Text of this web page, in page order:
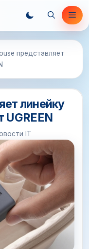
представляет
линейку
UGREEN
IT